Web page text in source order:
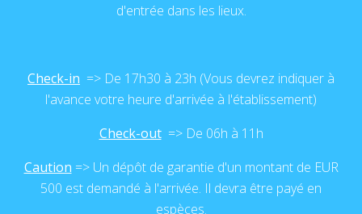
d'entrée dans les lieux.
Check-in => De 17h30 à 23h (Vous devrez indiquer à
l'avance votre heure d'arrivée à l'établissement)
Check-out=> De 06h à 11h
Caution => Un dépôt de garantie d'un montant de EUR
500 est demandé à l'arrivée. Il devra être payé en
espèces.